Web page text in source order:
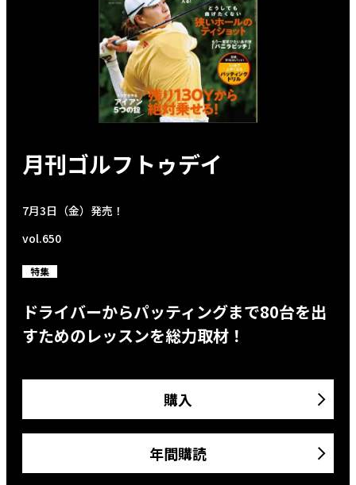
月刊ゴルフトゥデイ
7月3日（金）発売！
vol.650
特集
ドライバーからパッティングまで80台を出
すためのレッスンを総力取材！
購入
年間購読